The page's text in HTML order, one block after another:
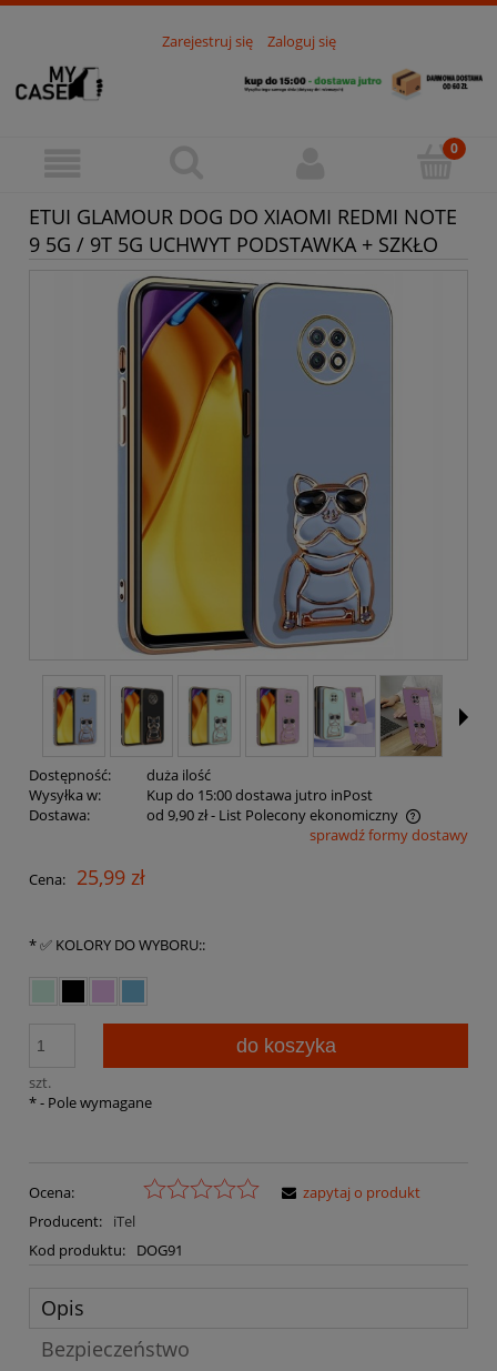
Zarejestruj się Zaloguj się
ETUI GLAMOUR DOG DO XIAOMI REDMI NOTE
9 5G / 9T 5G UCHWYT PODSTAWKA + SZKŁO
Dostępność:
duża ilość
Wysyłka w:
Kup do 15:00 dostawa jutro inPost
Dostawa:
od 9,90 zł- List Polecony ekonomiczny
Cena nie zawiera ewentualnych kosztów płatnościsprawdź formy dostawy
Cena: 25,99 zł
*✅ KOLORY DO WYBORU::
szt.
do koszyka
*- Pole wymagane
Ocena:
Producent:
iTel
Kod produktu:
DOG91
zapytaj o produkt
Opis
Bezpieczeństwo